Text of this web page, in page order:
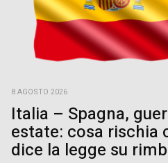
8 AGOSTO 2026
Italia – Spagna,
estate: cosa rischia
dice la legge su